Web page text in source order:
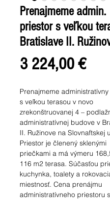
Prenajmeme admin.
priestor s veľkou
Bratislave II.
3 224,00 €Cena
Prenajmeme
s veľkou terasou v novo
zrekonštruovanej 4 –
administratívnej budove v
II. Ružinove na Slovnaftskej
Priestor je členený sklenými
priečkami a má výmeru
116 m2 terasa. Súčasťou
kuchynka, toalety a
miestnosť. Cena prenájmu
administratívneho priestoru